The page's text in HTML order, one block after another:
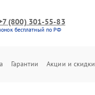
(800) 301-55-83
бесплатный по РФ
Гарантии Акции и скидки